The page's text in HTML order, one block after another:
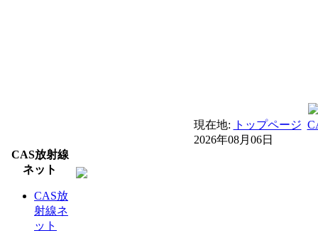
現在地: トップページ
2026年08月06日
CAS放射線
ネット
CAS放
射線ネ
ット